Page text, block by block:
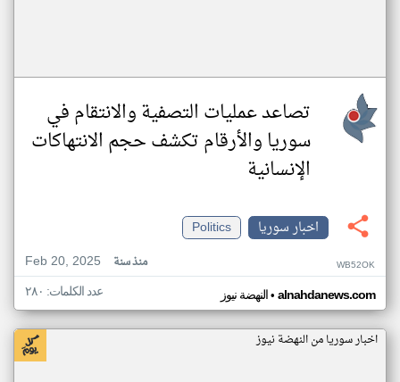
تصاعد عمليات التصفية والانتقام في
سوريا والأرقام تكشف حجم الانتهاكات
الإنسانية
اخبار سوريا
Politics
Feb 20, 2025
منذ سنة WB52OK
النهضة نيوز• alnahdanews.com عدد الكلمات: ٢٨٠
اخبار سوريا من النهضة نيوز